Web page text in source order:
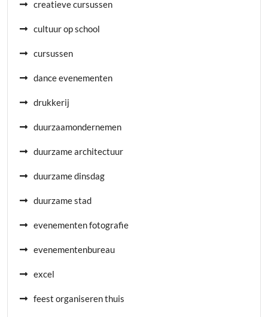
creatieve cursussen
cultuur op school
cursussen
dance evenementen
drukkerij
duurzaamondernemen
duurzame architectuur
duurzame dinsdag
duurzame stad
evenementen fotografie
evenementenbureau
excel
feest organiseren thuis